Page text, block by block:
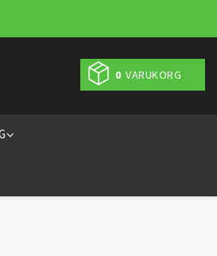
0 VARUKORG